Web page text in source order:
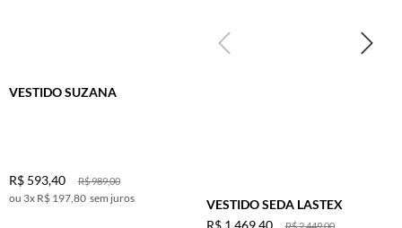
VESTIDO SUZANA
R$989,00
R$ 593,40
3x R$ 197,80 sem juros VESTIDO SEDA LASTEX
R$ 1.469,40